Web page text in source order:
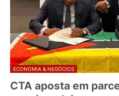
ECONOMIA & NEGÓCIOS
CTA aposta em